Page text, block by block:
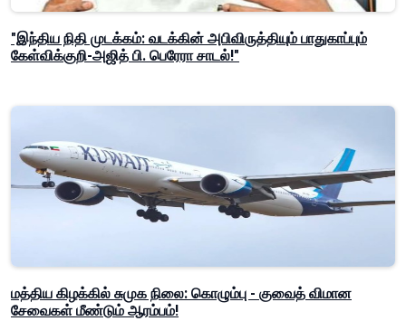
"இந்திய நிதி முடக்கம்: வடக்கின் அபிவிருத்தியும் பாதுகாப்பும்
கேள்விக்குறி-அஜித் பி. பெரேரா சாடல்!"
மத்திய கிழக்கில் சுமுக நிலை: கொழும்பு - குவைத் விமான
சேவைகள் மீண்டும் ஆரம்பம்!